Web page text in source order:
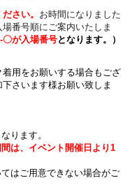
ださい。 お時間になりました
番号順にご案内いたしま
〇が入場番号となります。）
用をお願いする場合もござ
さいます様お願い致しま
ります。
は、イベント開催日より1
はご用意できない場合がご